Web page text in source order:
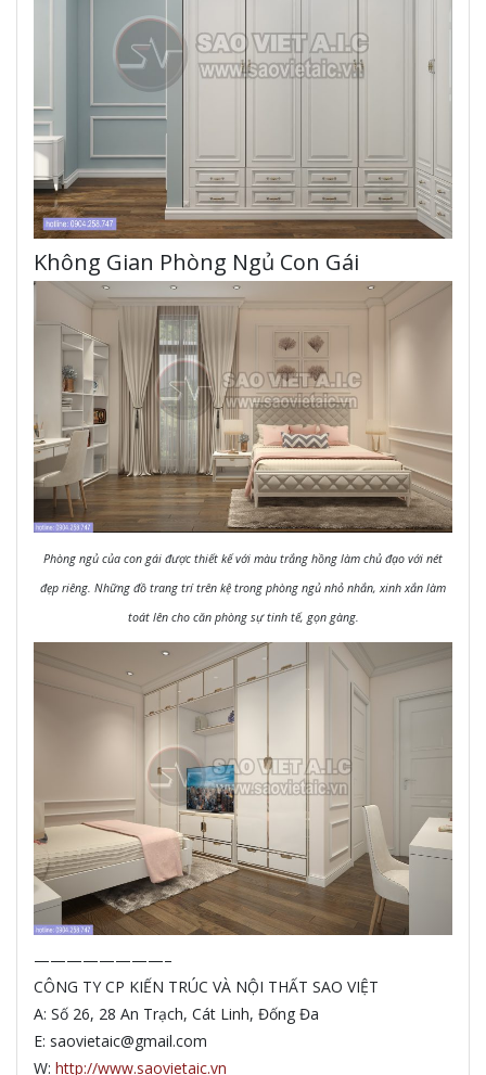
Không Gian Phòng Ngủ Con Gái
Phòng ngủ của con gái được thiết kế với màu trắng hồng làm chủ đạo với nét
đẹp riêng. Những đồ trang trí trên kệ trong phòng ngủ nhỏ nhắn, xinh xắn làm
toát lên cho căn phòng sự tinh tế, gọn gàng.
————————–
CÔNG TY CP KIẾN TRÚC VÀ NỘI THẤT SAO VIỆT
A: Số 26, 28 An Trạch, Cát Linh, Đống Đa
E: saovietaic@gmail.com
W: http://www.saovietaic.vn